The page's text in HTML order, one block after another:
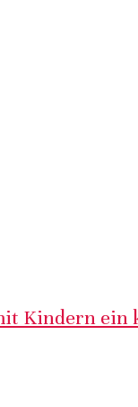
Kindern ein